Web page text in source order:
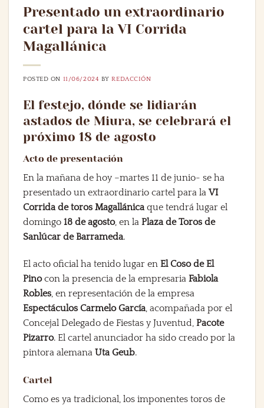
Presentado un extraordinario
cartel para la VI Corrida
Magallánica
POSTED ON 11/06/2024 BYREDACCIÓN
El festejo, dónde se lidiarán
astados de Miura, se celebrará el
próximo 18 de agosto
Acto de presentación
En la mañana de hoy –martes 11 de junio- se ha
presentado un extraordinario cartel para la VI
Corrida de toros Magallánicaque tendrá lugar el
domingo 18 de agosto, en la Plaza de Toros de
Sanlúcar de Barrameda.
El acto oficial ha tenido lugar en El Coso de El
Pinocon la presencia de la empresaria Fabiola
Robles, en representación de la empresa
Espectáculos Carmelo García, acompañada por el
Concejal Delegado de Fiestas y Juventud, Pacote
Pizarro. El cartel anunciador ha sido creado por la
pintora alemana Uta Geub.
Cartel
Como es ya tradicional, los imponentes toros de